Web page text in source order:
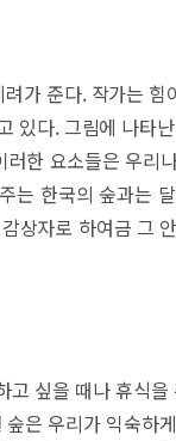
가 준다. 작가는
있다. 그림에 나타
한 요소들은 우리
는 한국의 숲과는
상자로 하여금 그
싶을 때나 휴식
은 우리가 익숙하